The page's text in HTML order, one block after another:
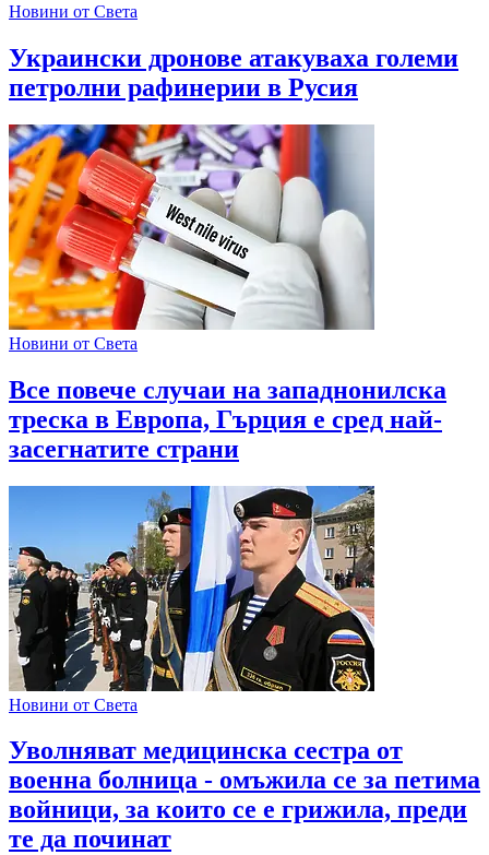
Новини от Света
Украински дронове атакуваха големи
петролни рафинерии в Русия
Новини от Света
Все повече случаи на западнонилска
треска в Европа, Гърция е сред най-
засегнатите страни
Новини от Света
Уволняват медицинска сестра от
военна болница - омъжила се за петима
войници, за които се е грижила, преди
те да починат